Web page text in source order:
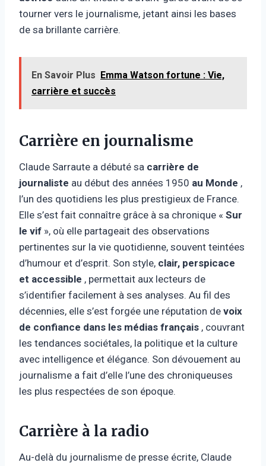
tourner vers le journalisme, jetant ainsi les bases
de sa brillante carrière.
En Savoir Plus Emma Watson fortune : Vie,
carrière et succès
Carrière en journalisme
Claude Sarraute a débuté sa carrière de
journaliste au début des années 1950 au Monde ,
l’un des quotidiens les plus prestigieux de France.
Elle s’est fait connaître grâce à sa chronique « Sur
le vif », où elle partageait des observations
pertinentes sur la vie quotidienne, souvent teintées
d’humour et d’esprit. Son style, clair, perspicace
et accessible , permettait aux lecteurs de
s’identifier facilement à ses analyses. Au fil des
décennies, elle s’est forgée une réputation de voix
de confiance dans les médias français , couvrant
les tendances sociétales, la politique et la culture
avec intelligence et élégance. Son dévouement au
journalisme a fait d’elle l’une des chroniqueuses
les plus respectées de son époque.
Carrière à la radio
Au-delà du journalisme de presse écrite, Claude